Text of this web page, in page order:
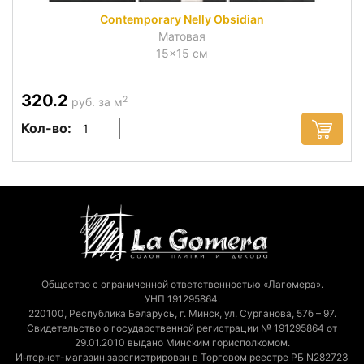
Contemporary Nelly Obsidian
Матовая
15x15 см
320.2 руб. за м2
Кол-во:
Общество с ограниченной ответственностью «Лагомера».
УНП 191295864.
220100, Республика Беларусь, г. Минск, ул. Сурганова, 57б – 97.
Свидетельство о государственной регистрации № 191295864 от
29.01.2010 выдано Минским горисполкомом.
Интернет-магазин зарегистрирован в Торговом реестре РБ N282723